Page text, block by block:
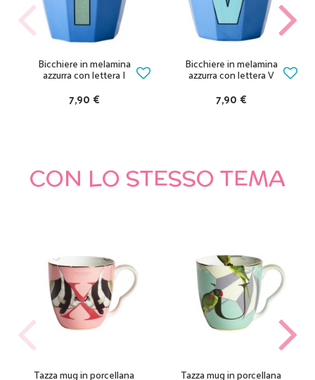
Bicchiere in melamina
azzurra con lettera I
7,90 €
Bicchiere in melamina
azzurra con lettera V
7,90 €
CON LO STESSO TEMA
Tazza mug in porcellana Tazza mug in porcellana